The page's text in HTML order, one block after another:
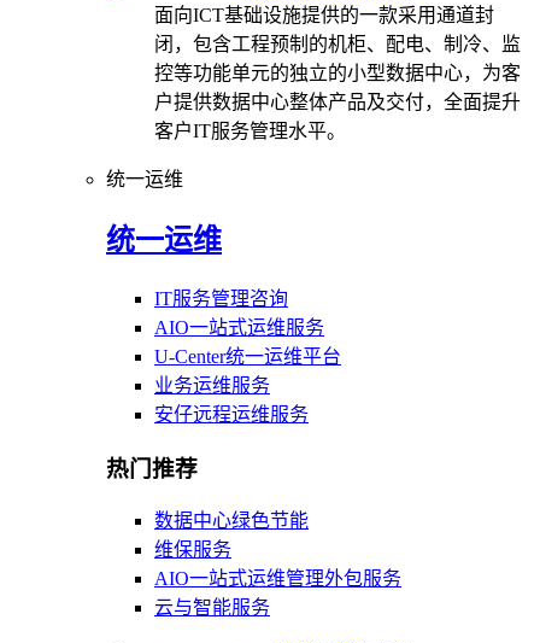
面向ICT基础设施提供的一款采用通道封
闭，包含工程预制的机柜、配电、制冷、监
控等功能单元的独立的小型数据中心，为客
户提供数据中心整体产品及交付，全面提升
客户IT服务管理水平。
统一运维
统一运维
IT服务管理咨询
AIO一站式运维服务
U-Center统一运维平台
业务运维服务
安仔远程运维服务
热门推荐
数据中心绿色节能
维保服务
AIO一站式运维管理外包服务
云与智能服务